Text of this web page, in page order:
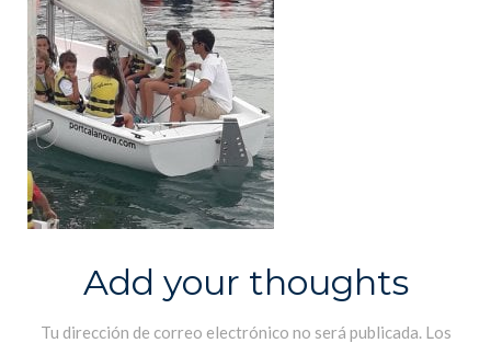
Add your thoughts
Tu dirección de correo electrónico no será publicada. Los